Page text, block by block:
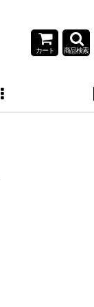
カート 商品検索